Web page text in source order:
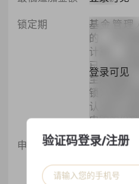
锁定期
基金管理
的，其份
计算)。基
已过锁定
至赎回确
锁定期的
认购的份
申购的份
登录可见
申购开放日
每年每月
最晚打款时
验证码登录/注册